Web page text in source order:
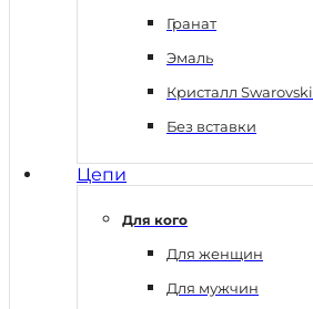
Гранат
Эмаль
Кристалл Swarovski
Без вставки
Цепи
Для кого
Для женщин
Для мужчин